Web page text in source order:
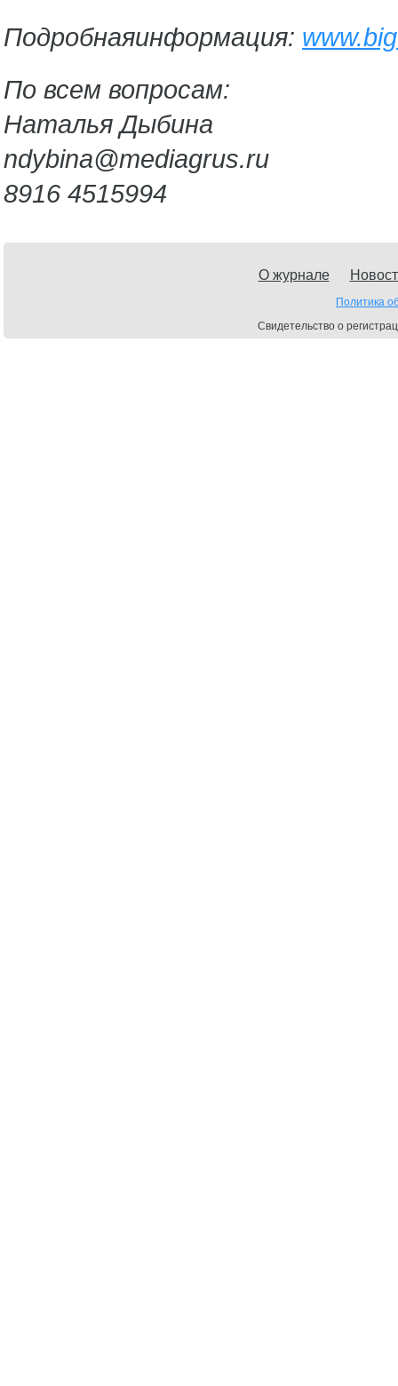
Подробнаяинформация:
По всем вопросам:
Наталья Дыбина
ndybina@mediagrus.ru
8916 4515994
О журнале
Политика
Свидетельство о